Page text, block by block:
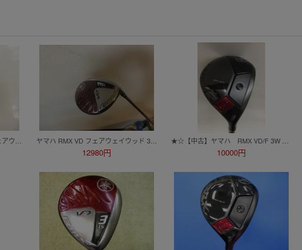
ヤマハ RMX VD フェアウェイウッド 3W 15° YB60s
12980円 10000円